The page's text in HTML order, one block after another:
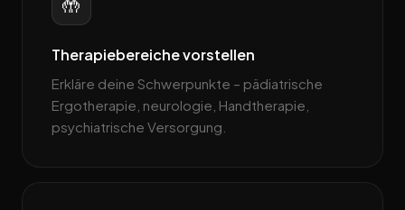
🤲
Therapiebereiche vorstellen
Erkläre deine Schwerpunkte – pädiatrische
Ergotherapie, neurologie, Handtherapie,
psychiatrische Versorgung.